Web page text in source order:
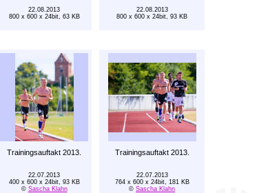
22.08.2013
800 x 600 x 24bit, 63 KB
22.08.2013
800 x 600 x 24bit, 93 KB
Trainingsauftakt 2013. Trainingsauftakt 2013.
22.07.2013
400 x 600 x 24bit, 93 KB
© Sascha Klahn
22.07.2013
764 x 600 x 24bit, 181 KB
© Sascha Klahn